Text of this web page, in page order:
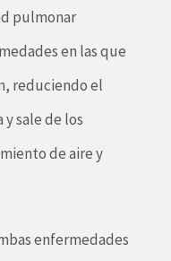
pulmonar
en las que
reduciendo el
sale de los
de aire y
enfermedades